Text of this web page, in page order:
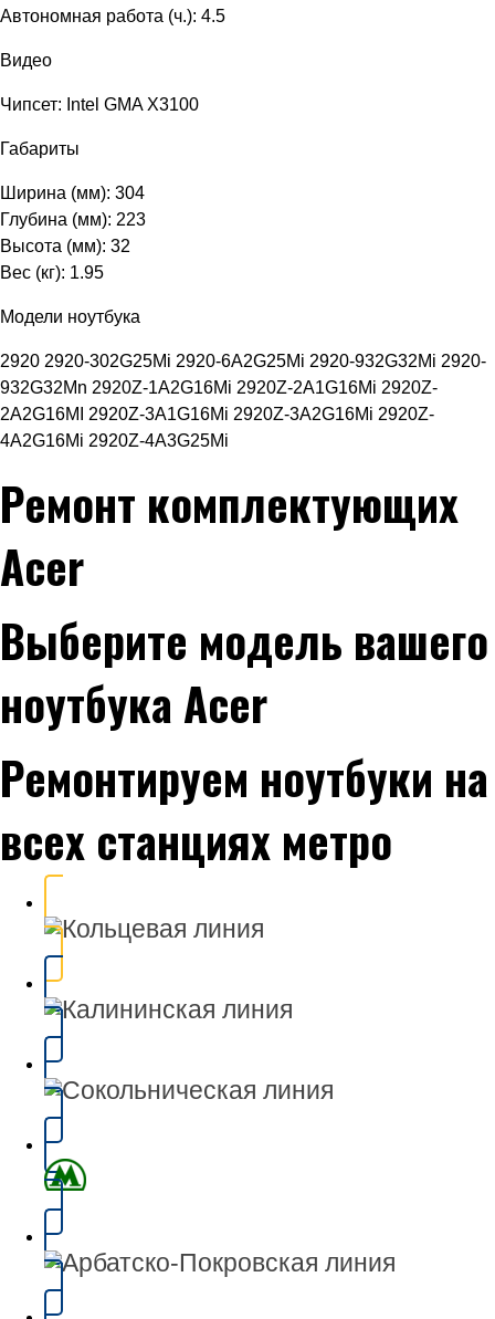
Автономная работа (ч.): 4.5
Видео
Чипсет: Intel GMA X3100
Габариты
Ширина (мм): 304
Глубина (мм): 223
Высота (мм): 32
Вес (кг): 1.95
Модели ноутбука
2920 2920-302G25Mi 2920-6A2G25Mi 2920-932G32Mi 2920-
932G32Mn 2920Z-1A2G16Mi 2920Z-2A1G16Mi 2920Z-
2A2G16MI 2920Z-3A1G16Mi 2920Z-3A2G16Mi 2920Z-
4A2G16Mi 2920Z-4A3G25Mi
Ремонт комплектующих
Acer
Выберите модель вашего
ноутбука Acer
Ремонтируем ноутбуки на
всех станциях метро